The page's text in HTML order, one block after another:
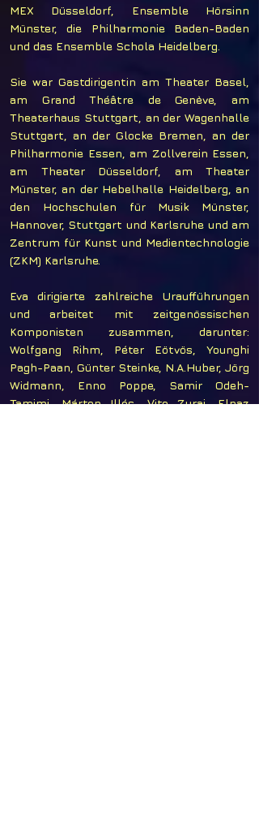
MEX Düsseldorf, Ensemble Hörsinn
Münster, die Philharmonie Baden-Baden
und das Ensemble Schola Heidelberg.
Sie war Gastdirigentin am Theater Basel,
am Grand Théâtre de Genève, am
Theaterhaus Stuttgart, an der Wagenhalle
Stuttgart, an der Glocke Bremen, an der
Philharmonie Essen, am Zollverein Essen,
am Theater Düsseldorf, am Theater
Münster, an der Hebelhalle Heidelberg, an
den Hochschulen für Musik Münster,
Hannover, Stuttgart und Karlsruhe und am
Zentrum für Kunst und Medientechnologie
(ZKM) Karlsruhe.
Eva dirigierte zahlreiche Uraufführungen
und arbeitet mit zeitgenössischen
Komponisten zusammen, darunter:
Wolfgang Rihm, Péter Eötvös, Younghi
Pagh-Paan, Günter Steinke, N.A.Huber, Jörg
Widmann, Enno Poppe, Samir Odeh-
Tamimi, Márton Illés, Vito Zuraj, Elnaz